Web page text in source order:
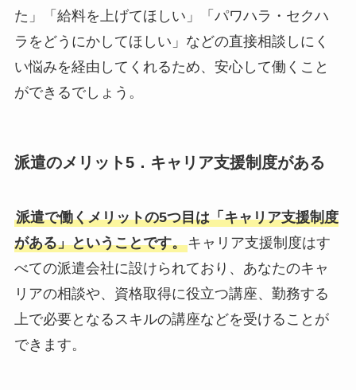
た」「給料を上げてほしい」「パワハラ・セクハ
ラをどうにかしてほしい」などの直接相談しにく
い悩みを経由してくれるため、安心して働くこと
ができるでしょう。
派遣のメリット5．キャリア支援制度がある
派遣で働くメリットの5つ目は「キャリア支援制度
がある」ということです。キャリア支援制度はす
べての派遣会社に設けられており、あなたのキャ
リアの相談や、資格取得に役立つ講座、勤務する
上で必要となるスキルの講座などを受けることが
できます。